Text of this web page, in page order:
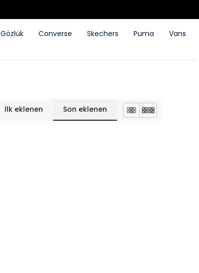
Gözlük Converse Skechers Puma Vans
İlk eklenen Son eklenen